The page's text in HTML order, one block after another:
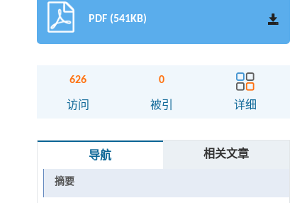
PDF (541KB)
626
访问
0
被引 详细
导航 相关文章
摘要